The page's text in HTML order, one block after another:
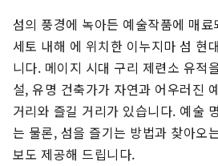
섬의 풍경에 녹아든 예술작품에 매료
세토 내해 에 위치한 이누지마 섬 현
니다. 메이지 시대 구리 제련소 유적
설, 유명 건축가가 자연과 어우러진
거리와 즐길 거리가 있습니다. 예술
는 물론, 섬을 즐기는 방법과 찾아오
보도 제공해 드립니다.